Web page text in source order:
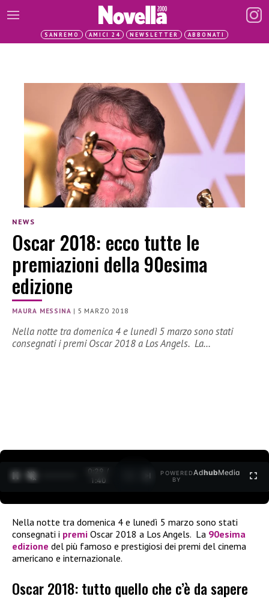
SANREMO AMICI 24 NEWSLETTER ABBONATI
NEWS
Oscar 2018: ecco tutte le
premiazioni della 90esima
edizione
MAURA MESSINA | 5 MARZO 2018
Nella notte tra domenica 4 e lunedì 5 marzo sono stati
consegnati i premi Oscar 2018 a Los Angels. La…
0:30 /
1:40
POWERED
BY
AdhubMedia
Nella notte tra domenica 4 e lunedì 5 marzo sono stati
consegnati i premi Oscar 2018 a Los Angels. La 90esima
edizione del più famoso e prestigiosi dei premi del cinema
americano e internazionale.
Oscar 2018: tutto quello che c’è da sapere